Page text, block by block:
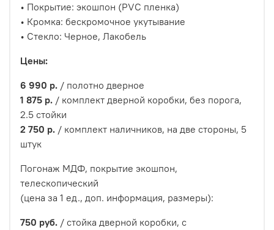
• Покрытие: экошпон (PVC пленка)
• Кромка: бескромочное укутывание
• Стекло: Черное, Лакобель
Цены:
6 990 р. / полотно дверное
1 875 р. / комплект дверной коробки, без порога,
2.5 стойки
2 750 р. / комплект наличников, на две стороны, 5
штук
Погонаж МДФ, покрытие экошпон,
телескопический
(цена за 1 ед., доп. информация, размеры):
750 руб. / стойка дверной коробки, c